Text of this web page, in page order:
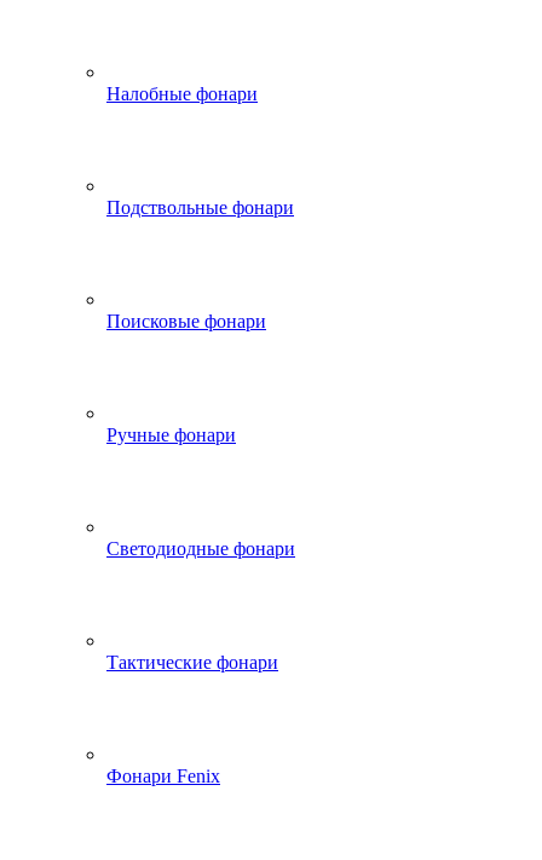
Налобные фонари
Подствольные фонари
Поисковые фонари
Ручные фонари
Светодиодные фонари
Тактические фонари
Фонари Fenix